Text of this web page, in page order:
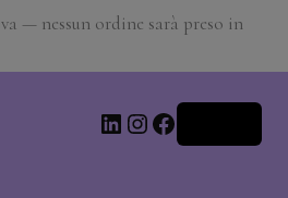
— nessun ordine sarà preso in
LinkedIn
Instagram
Facebook